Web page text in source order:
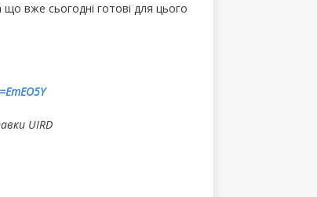
вже сьогодні готові для цього
UIRD